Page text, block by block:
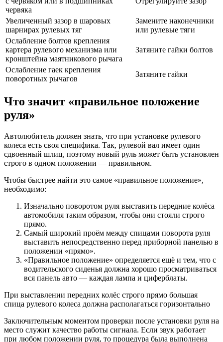
червяка
Увеличенный зазор в шаровых
шарнирах рулевых тяг
Замените наконечники
или рулевые тяги
Ослабление болтов крепления
картера рулевого механизма или
кронштейна маятникового рычага
Затяните гайки болтов
Ослабление гаек крепления
поворотных рычагов
Затяните гайки
Что значит «правильное положение
руля»
Автолюбитель должен знать, что при установке рулевого
колеса есть своя специфика. Так, рулевой вал имеет один
сдвоенный шлиц, поэтому новый руль может быть установлен
строго в одном положении — правильном.
Чтобы быстрее найти это самое «правильное положение»,
необходимо:
Изначально поворотом руля выставить передние колёса
автомобиля таким образом, чтобы они стояли строго
прямо.
Самый широкий проём между спицами поворота руля
выставить непосредственно перед приборной панелью в
положении «прямо».
«Правильное положение» определяется ещё и тем, что с
водительского сиденья должна хорошо просматриваться
вся панель авто — каждая лампа и циферблаты.
При выставлении передних колёс строго прямо большая
спица рулевого колеса должна располагаться горизонтально
Заключительным моментом проверки после установки руля на
место служит качество работы сигнала. Если звук работает
при любом положении руля, то процедура была выполнена